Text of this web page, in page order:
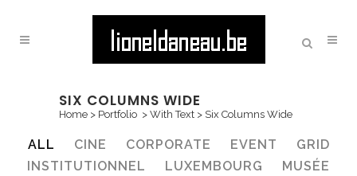
SIX COLUMNS WIDE
Home > Portfolio > With Text > Six Columns Wide
ALL CINE CORPORATE EVENT
GRID
INSTITUTIONNEL
LUXEMBOURG
MUSÉE